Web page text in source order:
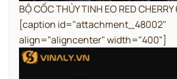
BỘ CỐC THỦY TINH EO RED
[caption id="attachment_48002"
align="aligncenter" width="400"]